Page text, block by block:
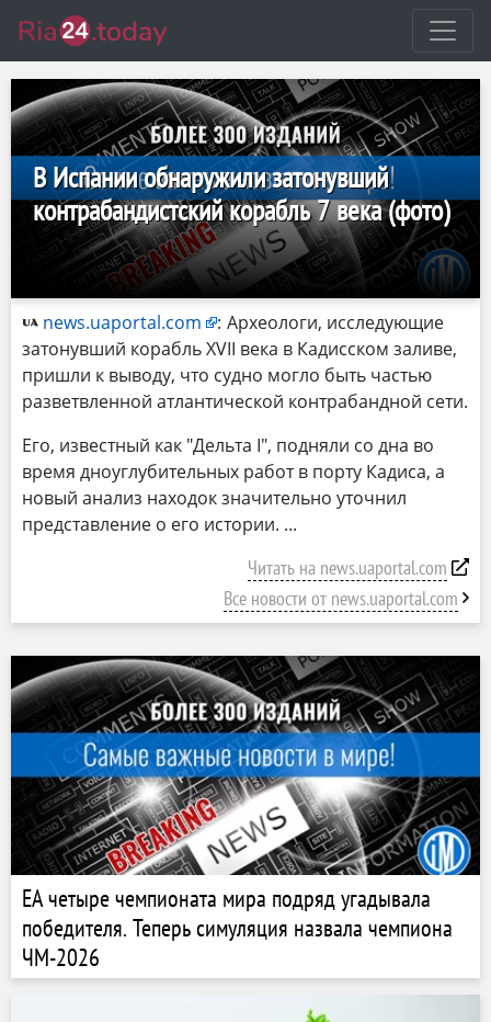
В Испании обнаружили затонувший
контрабандистский корабль 7 века (фото)
news.uaportal.com : Археологи, исследующие
затонувший корабль XVII века в Кадисском заливе,
пришли к выводу, что судно могло быть частью
разветвленной атлантической контрабандной сети.
Его, известный как "Дельта I", подняли со дна во
время дноуглубительных работ в порту Кадиса, а
новый анализ находок значительно уточнил
представление о его истории.
Читать на news.uaportal.com
Все новости от news.uaportal.com
EA четыре чемпионата мира подряд угадывала
победителя. Теперь симуляция назвала чемпиона
ЧМ-2026